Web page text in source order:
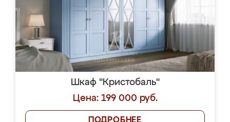
Шкаф "Кристобаль"
Цена: 199 000 руб.